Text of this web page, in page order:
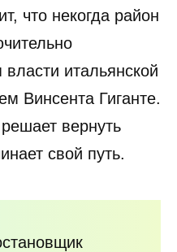
что некогда район
итальянской
Винсента Гиганте.
вернуть
свой путь.